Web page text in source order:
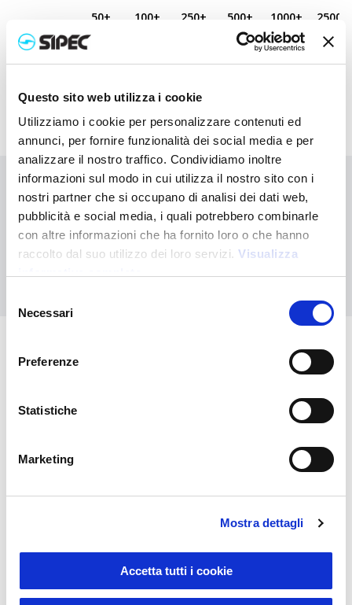
Questo sito web utilizza i cookie
Utilizziamo i cookie per personalizzare contenuti ed
annunci, per fornire funzionalità dei social media e per
analizzare il nostro traffico. Condividiamo inoltre
informazioni sul modo in cui utilizza il nostro sito con i
nostri partner che si occupano di analisi dei dati web,
pubblicità e social media, i quali potrebbero combinarle
con altre informazioni che ha fornito loro o che hanno
raccolto dal suo utilizzo dei loro servizi. Visualizza
delNecessari
Preferenze
Statistiche
Marketing
Mostra dettagli
Accetta tutti i cookie
50+ 100+ 250+ 500+ 1000+ 2500
Prix neutre
1,500 1,500€ 1,500€ 1,500
Prix
imprimé
Vous n'avez pas trouvé ce que vous cherchiez ?
Contactez-nous pour obtenir de l'aide ou demandez votre
commande personnalisée
Nous contacter
Vous pourriez également être